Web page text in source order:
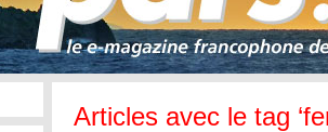
Articles avec le tag